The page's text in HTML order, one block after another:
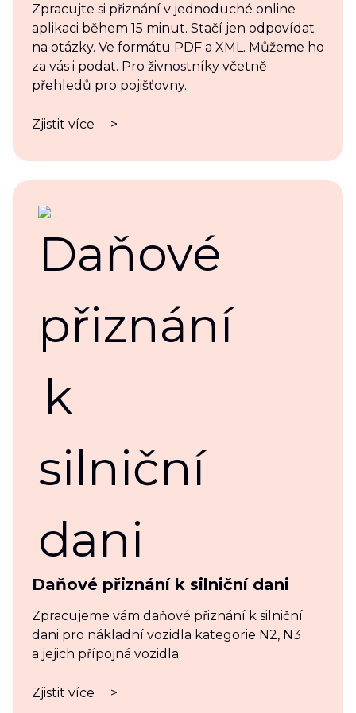
Zpracujte si přiznání v jednoduché online
aplikaci během 15 minut. Stačí jen odpovídat
na otázky. Ve formátu PDF a XML. Můžeme ho
za vás i podat. Pro živnostníky včetně
přehledů pro pojišťovny.
Zjistit více >
Daňové přiznání k silniční dani
Zpracujeme vám daňové přiznání k silniční
dani pro nákladní vozidla kategorie N2, N3
a jejich přípojná vozidla.
Zjistit více >